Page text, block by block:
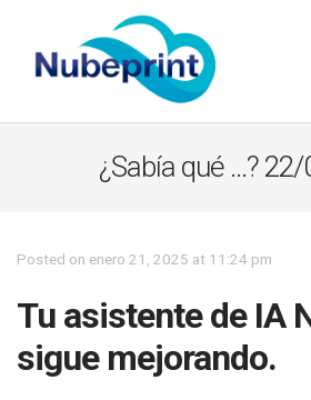
¿Sabía qué …?
Posted on enero 21, 2025 at 11:24 pm
Tu asistente de IA
sigue mejorando.